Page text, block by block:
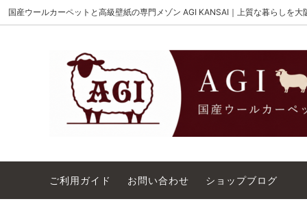
国産ウールカーペットと高級壁紙の専門メゾン AGI KANSAI｜上質な暮らしを大
MAISON AKIGAMI The
ウィルトンオーダー｜別注ウールカーペ
コットンテープ｜10cm幅 カーペ
施工用ウールカーペット ウール
AGI KANSAI について カーペ
ご利用ガイド お問い合わせ ショップブログ